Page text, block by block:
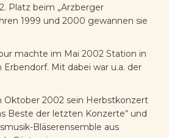
Platz beim „Arzberger
1999 und 2000 gewannen sie
machte im Mai 2002 Station in
Erbendorf. Mit dabei war u.a. der
Oktober 2002 sein Herbstkonzert
Beste der letzten Konzerte“ und
Bläserensemble aus